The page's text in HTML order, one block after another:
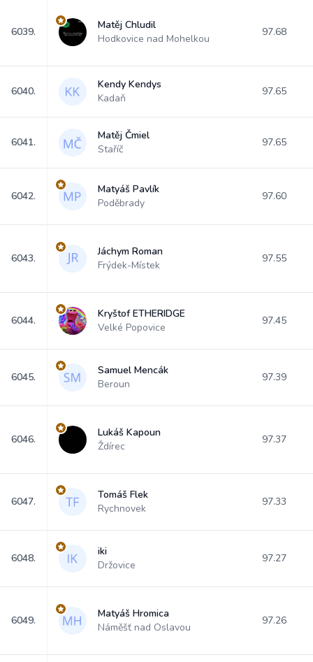
6039.
Matěj Chludil
Hodkovice nad Mohelkou
97.68
6040.
Kendy Kendys
Kadaň
97.65
6041.
Matěj Čmiel
Staříč
97.65
6042.
Matyáš Pavlík
Poděbrady
97.60
6043.
Jáchym Roman
Frýdek-Místek
97.55
6044.
Kryštof ETHERIDGE
Velké Popovice
97.45
6045.
Samuel Mencák
Beroun
97.39
6046.
Lukáš Kapoun
Ždírec
97.37
6047.
Tomáš Flek
Rychnovek
97.33
6048.
iki
Držovice
97.27
6049.
Matyáš Hromica
Náměšť nad Oslavou
97.26